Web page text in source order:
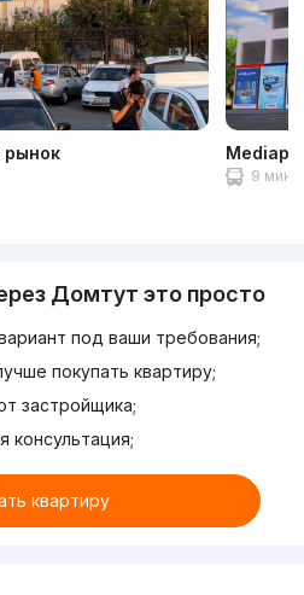
рынок
9 мин
Домтут это просто
под ваши требования;
покупать квартиру;
застройщика;
консультация;
квартиру